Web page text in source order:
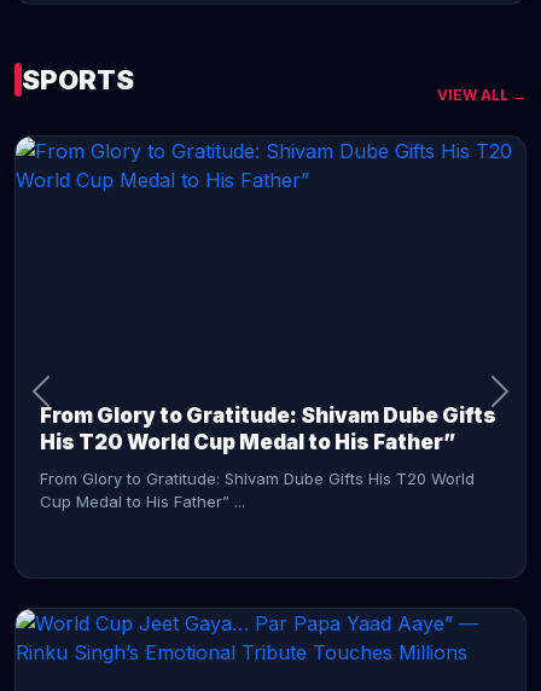
SPORTS VIEW ALL →
From Glory to Gratitude: Shivam Dube Gifts
His T20 World Cup Medal to His Father”
From Glory to Gratitude: Shivam Dube Gifts His T20 World
Cup Medal to His Father” ...